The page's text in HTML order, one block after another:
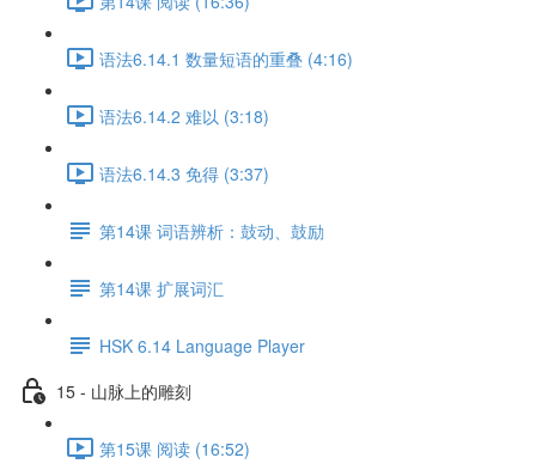
语法6.14.1 数量短语的重叠 (4:16)
语法6.14.2 难以 (3:18)
语法6.14.3 免得 (3:37)
第14课 词语辨析：鼓动、鼓励
第14课 扩展词汇
HSK 6.14 Language Player
15 - 山脉上的雕刻
第15课 阅读 (16:52)